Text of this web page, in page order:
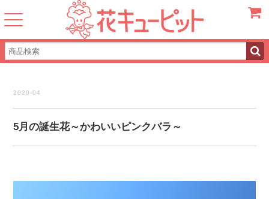
2020-04
5月の誕生花～かわいいピンクバラ～